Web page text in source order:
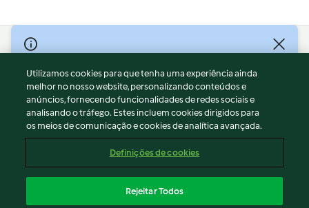
© Copyright 2026
Termos de Utilização
Aviso sobre Proteção de Dados
Aviso
Apoio legal
Conteúdo do relatório
Declaração de acessibilidade
Utilizamos cookies para que tenha uma experiência ainda
melhor no nosso website, personalizando conteúdos e
anúncios, fornecendo funcionalidades de redes sociais e
analisando o tráfego. Estes incluem cookies dirigidos para
os meios de comunicação e cookies de analítica avançada.
Definições de cookies
Rejeitar Todos